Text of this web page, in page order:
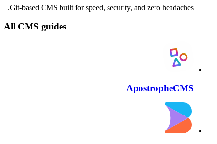
Git-based CMS built for speed, security, and zero headaches.
All CMS guides
ApostropheCMS